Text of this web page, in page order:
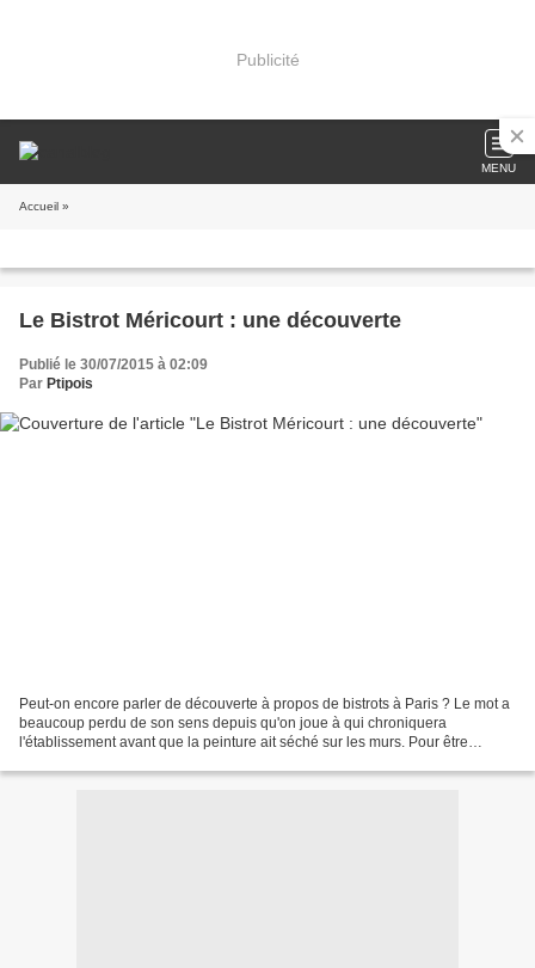
Publicité
MENU
Accueil »
Le Bistrot Méricourt : une découverte
Publié le 30/07/2015 à 02:09
Par Ptipois
Peut-on encore parler de découverte à propos de bistrots à Paris ? Le mot a
beaucoup perdu de son sens depuis qu'on joue à qui chroniquera
l'établissement avant que la peinture ait séché sur les murs. Pour être